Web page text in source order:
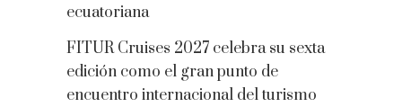
ecuatoriana
FITUR Cruises 2027 celebra su sexta
edición como el gran punto de
encuentro internacional del turismo